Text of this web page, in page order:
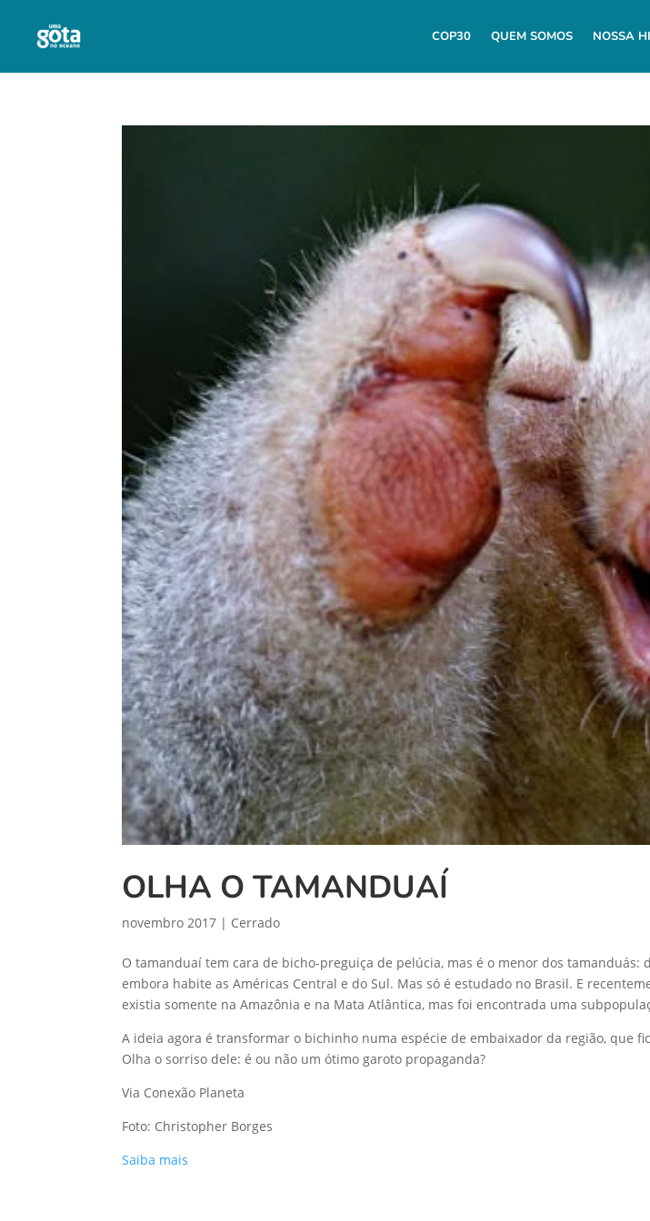
COP30 QUEM SOMOS NOSSA
OLHA O TAMANDUAÍ
novembro 2017 | Cerrado
O tamanduaí tem cara de bicho-preguiça de pelúcia, mas é o menor dos tamanduás:
embora habite as Américas Central e do Sul. Mas só é estudado no Brasil. E
existia somente na Amazônia e na Mata Atlântica, mas foi encontrada uma
A ideia agora é transformar o bichinho numa espécie de embaixador da região, que
Olha o sorriso dele: é ou não um ótimo garoto propaganda?
Via Conexão Planeta
Foto: Christopher Borges
Saiba mais